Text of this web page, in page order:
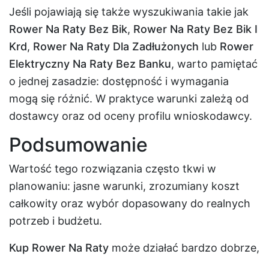
Jeśli pojawiają się także wyszukiwania takie jak
Rower Na Raty Bez Bik, Rower Na Raty Bez Bik I
Krd, Rower Na Raty Dla Zadłużonych lub Rower
Elektryczny Na Raty Bez Banku, warto pamiętać
o jednej zasadzie: dostępność i wymagania
mogą się różnić. W praktyce warunki zależą od
dostawcy oraz od oceny profilu wnioskodawcy.
Podsumowanie
Wartość tego rozwiązania często tkwi w
planowaniu: jasne warunki, zrozumiany koszt
całkowity oraz wybór dopasowany do realnych
potrzeb i budżetu.
Kup Rower Na Raty może działać bardzo dobrze,